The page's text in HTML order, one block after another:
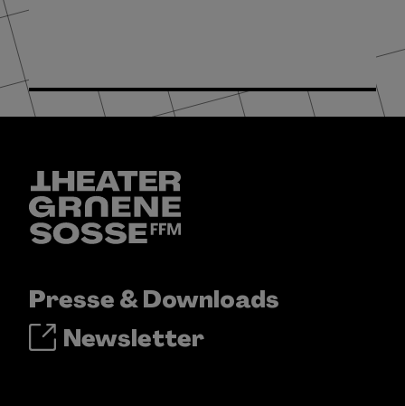
Presse & Downloads
Newsletter